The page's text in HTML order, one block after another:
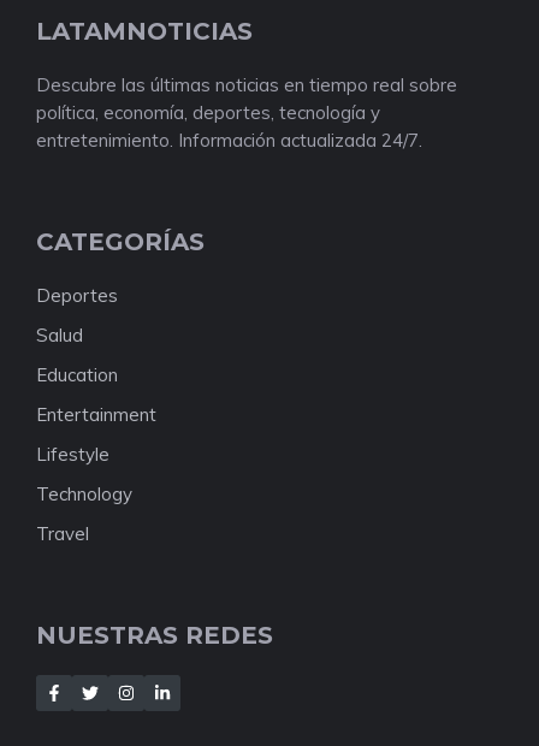
LATAMNOTICIAS
Descubre las últimas noticias en tiempo real sobre
política, economía, deportes, tecnología y
entretenimiento. Información actualizada 24/7.
CATEGORÍAS
Deportes
Salud
Education
Entertainment
Lifestyle
Technology
Travel
NUESTRAS REDES